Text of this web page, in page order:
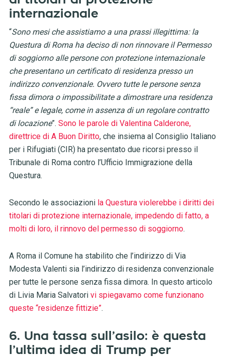
internazionale
“Sono mesi che assistiamo a una prassi illegittima: la
Questura di Roma ha deciso di non rinnovare il Permesso
di soggiorno alle persone con protezione internazionale
che presentano un certificato di residenza presso un
indirizzo convenzionale. Ovvero tutte le persone senza
fissa dimora o impossibilitate a dimostrare una residenza
“reale” e legale, come in assenza di un regolare contratto
di locazione”. Sono le parole di Valentina Calderone,
direttrice di A Buon Diritto, che insiema al Consiglio Italiano
per i Rifugiati (CIR) ha presentato due ricorsi presso il
Tribunale di Roma contro l’Ufficio Immigrazione della
Questura.
Secondo le associazioni la Questura violerebbe i diritti dei
titolari di protezione internazionale, impedendo di fatto, a
molti di loro, il rinnovo del permesso di soggiorno.
A Roma il Comune ha stabilito che l’indirizzo di Via
Modesta Valenti sia l’indirizzo di residenza convenzionale
per tutte le persone senza fissa dimora. In questo articolo
di Livia Maria Salvatori vi spiegavamo come funzionano
queste “residenze fittizie”.
6. Una tassa sull’asilo: è questa
l’ultima idea di Trump per